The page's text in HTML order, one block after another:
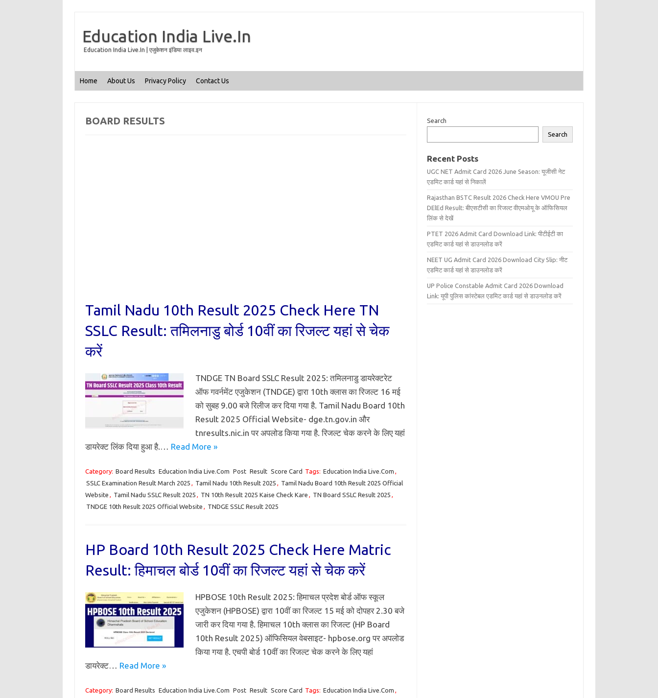
Education India Live.In
Education India Live.In | एजुकेशन इंडिया लाइव.इन
Home About Us Privacy Policy Contact Us
BOARD RESULTS
Tamil Nadu 10th Result 2025 Check Here TN
SSLC Result: तमिलनाडु बोर्ड 10वीं का रिजल्ट यहां से चेक
करें
TNDGE TN Board SSLC Result 2025: तमिलनाडु डायरेक्टरेट
ऑफ गवर्नमेंट एजुकेशन (TNDGE) द्वारा 10th क्लास का रिजल्ट 16 मई
को सुबह 9.00 बजे रिलीज कर दिया गया है. Tamil Nadu Board 10th
Result 2025 Official Website- dge.tn.gov.in और
tnresults.nic.in पर अपलोड किया गया है. रिजल्ट चेक करने के लिए यहां
डायरेक्ट लिंक दिया हुआ है.… Read More »
Category: Board Results Education India Live.Com Post Result Score Card Tags: Education India Live.Com ,
SSLC Examination Result March 2025 , Tamil Nadu 10th Result 2025 , Tamil Nadu Board 10th Result 2025 Official
Website , Tamil Nadu SSLC Result 2025 , TN 10th Result 2025 Kaise Check Kare , TN Board SSLC Result 2025 ,
TNDGE 10th Result 2025 Official Website , TNDGE SSLC Result 2025
HP Board 10th Result 2025 Check Here Matric
Result: हिमाचल बोर्ड 10वीं का रिजल्ट यहां से चेक करें
HPBOSE 10th Result 2025: हिमाचल प्रदेश बोर्ड ऑफ स्कूल
एजुकेशन (HPBOSE) द्वारा 10वीं का रिजल्ट 15 मई को दोपहर 2.30 बजे
जारी कर दिया गया है. हिमाचल 10th क्लास का रिजल्ट (HP Board
10th Result 2025) ऑफिसियल वेबसाइट- hpbose.org पर अपलोड
किया गया है. एचपी बोर्ड 10वीं का रिजल्ट चेक करने के लिए यहां
डायरेक्ट… Read More »
Category: Board Results Education India Live.Com Post Result Score Card Tags: Education India Live.Com ,
Search
Search
Recent Posts
UGC NET Admit Card 2026 June Season: यूजीसी नेट
एडमिट कार्ड यहां से निकालें
Rajasthan BSTC Result 2026 Check Here VMOU Pre
DElEd Result: बीएसटीसी का रिजल्ट वीएमओयू के ऑफिसियल
लिंक से देखें
PTET 2026 Admit Card Download Link: पीटीईटी का
एडमिट कार्ड यहां से डाउनलोड करें
NEET UG Admit Card 2026 Download City Slip: नीट
एडमिट कार्ड यहां से डाउनलोड करें
UP Police Constable Admit Card 2026 Download
Link: यूपी पुलिस कांस्टेबल एडमिट कार्ड यहां से डाउनलोड करें